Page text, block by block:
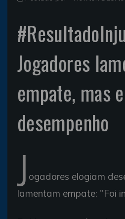
Jogadores
empate, mas
desempenho
J ogadores elogiam
lamentam empate: "Foi